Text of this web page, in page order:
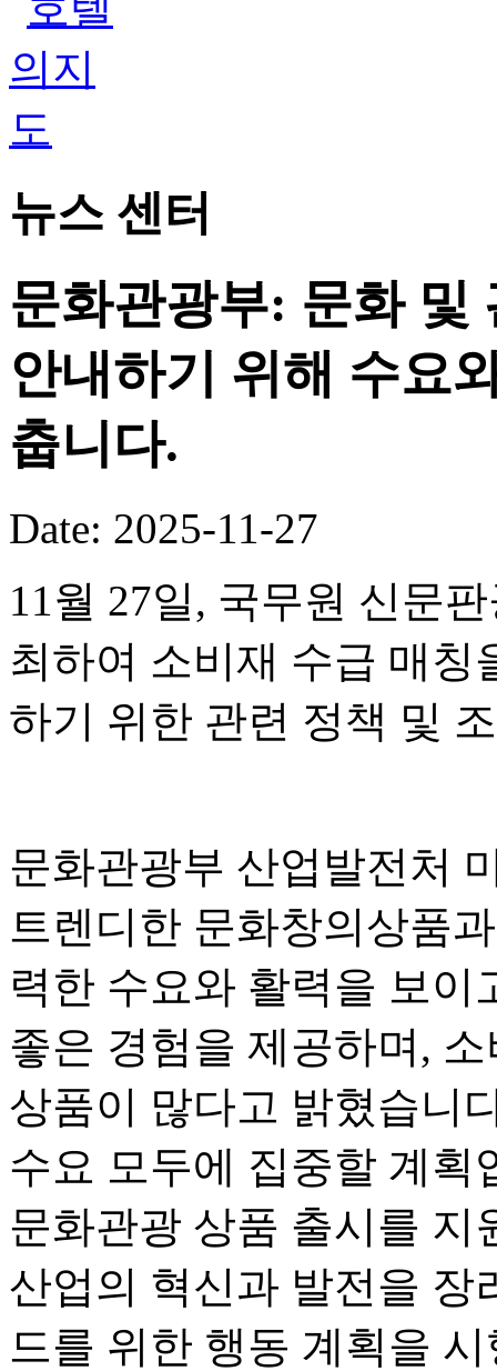
뉴스 센터
문화관광부: 문화 및
안내하기 위해 수요
춥니다.
Date: 2025-11-27
11월 27일, 국무원 신문
최하여 소비재 수급 매칭
하기 위한 관련 정책 및
문화관광부 산업발전처
트렌디한 문화창의상품
력한 수요와 활력을 보이
좋은 경험을 제공하며,
상품이 많다고 밝혔습니
수요 모두에 집중할 계획
문화관광 상품 출시를 지
산업의 혁신과 발전을 장
드를 위한 행동 계획을